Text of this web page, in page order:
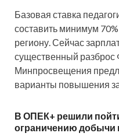
Базовая ставка
составить минимум
региону. Сейчас
существенный разброс
Минпросвещения
варианты повышения
В ОПЕК+ решили
ограничению добычи